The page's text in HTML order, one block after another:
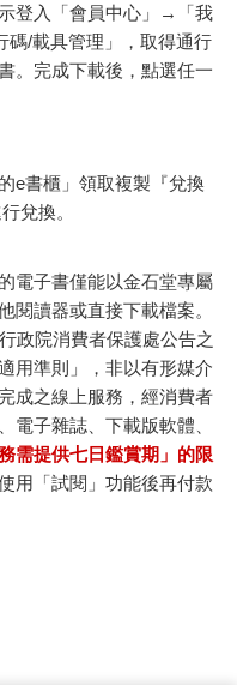
是十九世紀至今，仍然不
有某種神奇的魔力。而終
味道。只要鐵道不死，鐵
散步》⋯⋯
登入「會員中心」→「我
/載具管理」，取得通行
。完成下載後，點選任一
e書櫃」領取複製『兌換
兌換。
電子書僅能以金石堂專屬
閱讀器或直接下載檔案。
政院消費者保護處公告之
用準則」，非以有形媒介
成之線上服務，經消費者
電子雜誌、下載版軟體、
需提供七日鑑賞期」的限
用「試閱」功能後再付款